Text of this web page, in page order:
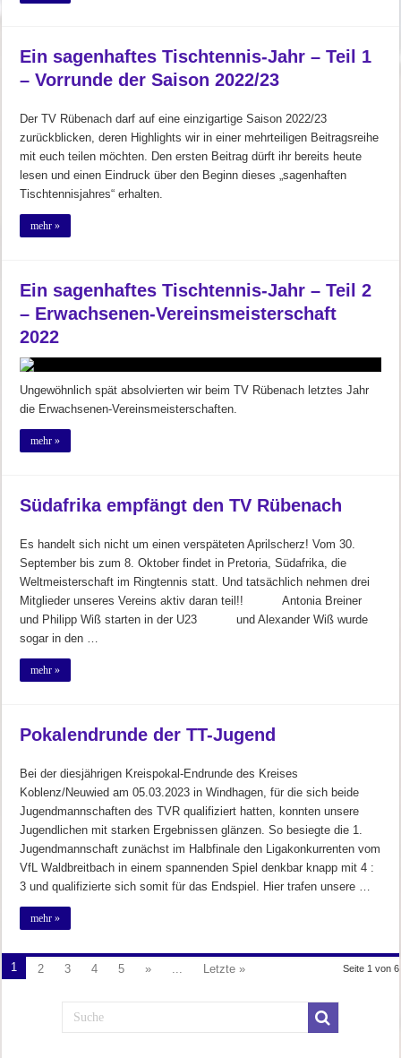
Ein sagenhaftes Tischtennis-Jahr – Teil 1
– Vorrunde der Saison 2022/23
Der TV Rübenach darf auf eine einzigartige Saison 2022/23
zurückblicken, deren Highlights wir in einer mehrteiligen Beitragsreihe
mit euch teilen möchten. Den ersten Beitrag dürft ihr bereits heute
lesen und einen Eindruck über den Beginn dieses „sagenhaften
Tischtennisjahres“ erhalten.
mehr »
Ein sagenhaftes Tischtennis-Jahr – Teil 2
– Erwachsenen-Vereinsmeisterschaft
2022
Ungewöhnlich spät absolvierten wir beim TV Rübenach letztes Jahr
die Erwachsenen-Vereinsmeisterschaften.
mehr »
Südafrika empfängt den TV Rübenach
Es handelt sich nicht um einen verspäteten Aprilscherz! Vom 30.
September bis zum 8. Oktober findet in Pretoria, Südafrika, die
Weltmeisterschaft im Ringtennis statt. Und tatsächlich nehmen drei
Mitglieder unseres Vereins aktiv daran teil!! Antonia Breiner
und Philipp Wiß starten in der U23 und Alexander Wiß wurde
sogar in den …
mehr »
Pokalendrunde der TT-Jugend
Bei der diesjährigen Kreispokal-Endrunde des Kreises
Koblenz/Neuwied am 05.03.2023 in Windhagen, für die sich beide
Jugendmannschaften des TVR qualifiziert hatten, konnten unsere
Jugendlichen mit starken Ergebnissen glänzen. So besiegte die 1.
Jugendmannschaft zunächst im Halbfinale den Ligakonkurrenten vom
VfL Waldbreitbach in einem spannenden Spiel denkbar knapp mit 4 :
3 und qualifizierte sich somit für das Endspiel. Hier trafen unsere …
mehr »
Seite 1 von 6
1 2 3 4 5 » Letzte »